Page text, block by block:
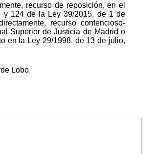
recurso de reposición, en el
y 124 de la Ley 39/2015, de 1 de
recurso contencioso-
Superior de Justicia de Madrid o
en la Ley 29/1998, de 13 de julio,
Lobo.